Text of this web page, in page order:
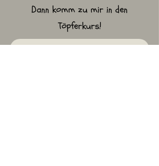
Dann komm zu mir in den
Töpferkurs!
zu den Kursangeboten